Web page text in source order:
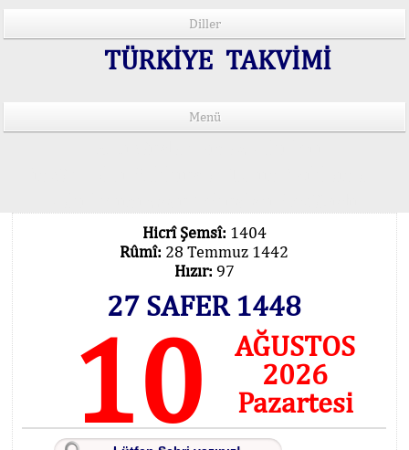
Diller
TÜRKİYE TAKVİMİ
Menü
Hicrî Şemsî: 1404
Rûmî: 28 Temmuz 1442
Hızır: 97
27 SAFER 1448
10
AĞUSTOS
2026
Pazartesi